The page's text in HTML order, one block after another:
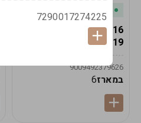
19616-אגרטל הרמס
19ס"מ -קרם
9009492379626
במארז6
7290017274225